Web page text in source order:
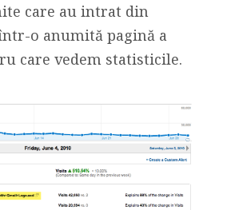
care au intrat din
o anumită pagină a
care vedem statisticile.